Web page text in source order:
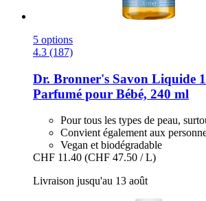
5 options
4.3 (187)
Dr. Bronner's Savon Liquide
Parfumé pour Bébé, 240 ml
Pour tous les types de peau,
Convient également aux
Vegan et biodégradable
CHF 11.40 (CHF 47.50 / L)
Livraison jusqu'au 13 août